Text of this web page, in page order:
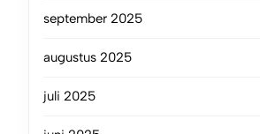
september 2025
augustus 2025
juli 2025